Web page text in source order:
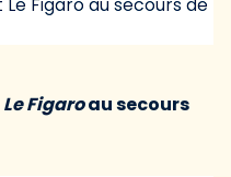
Le Figaroau secours